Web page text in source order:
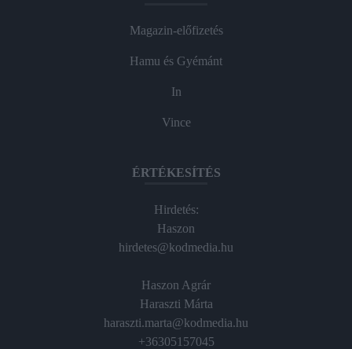
Magazin-előfizetés
Hamu és Gyémánt
In
Vince
ÉRTÉKESÍTÉS
Hirdetés:
Haszon
hirdetes@kodmedia.hu
Haszon Agrár
Haraszti Márta
haraszti.marta@kodmedia.hu
+36305157045